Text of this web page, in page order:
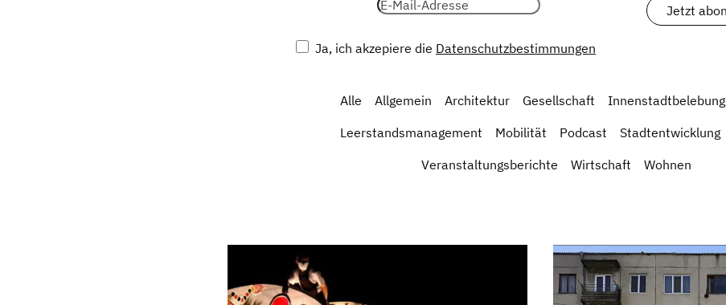
Ja, ich akzepiere die Datenschutzbestimmungen
Alle Allgemein Architektur Gesellschaft Innenstadtbelebung
Leerstandsmanagement
Mobilität Podcast Stadtentwicklung
Veranstaltungsberichte
Wirtschaft Wohnen